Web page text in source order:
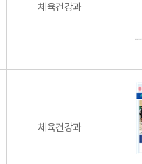
체육건강과
체육건강과